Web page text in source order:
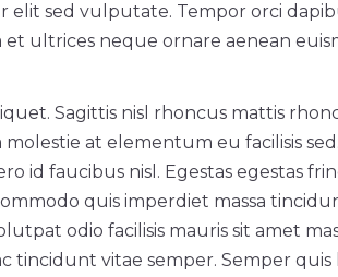
elit sed vulputate. Tempor orci
ultrices neque ornare aenean
Sagittis nisl rhoncus mattis
at elementum eu facilisis
id faucibus nisl. Egestas egestas
quis imperdiet massa
odio facilisis mauris sit amet
tincidunt vitae semper. Semper quis